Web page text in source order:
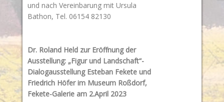
und nach Vereinbarung mit Ursula
Bathon, Tel. 06154 82130
Dr. Roland Held zur Eröffnung der
Ausstellung: „Figur und Landschaft“-
Dialogausstellung Esteban Fekete und
Friedrich Höfer im Museum Roßdorf,
Fekete-Galerie am 2.April 2023